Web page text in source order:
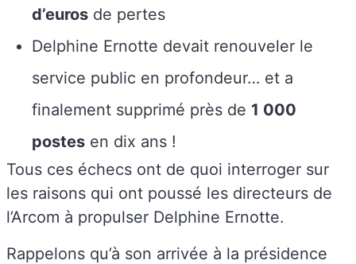
d’euros de pertes
Delphine Ernotte devait renouveler le
service public en profondeur… et a
finalement supprimé près de 1 000
postes en dix ans !
Tous ces échecs ont de quoi interroger sur
les raisons qui ont poussé les directeurs de
l’Arcom à propulser Delphine Ernotte.
Rappelons qu’à son arrivée à la présidence